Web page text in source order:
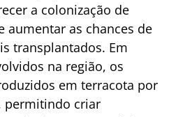
a colonização de
aumentar as chances de
transplantados. Em
na região, os
em terracota por
permitindo criar